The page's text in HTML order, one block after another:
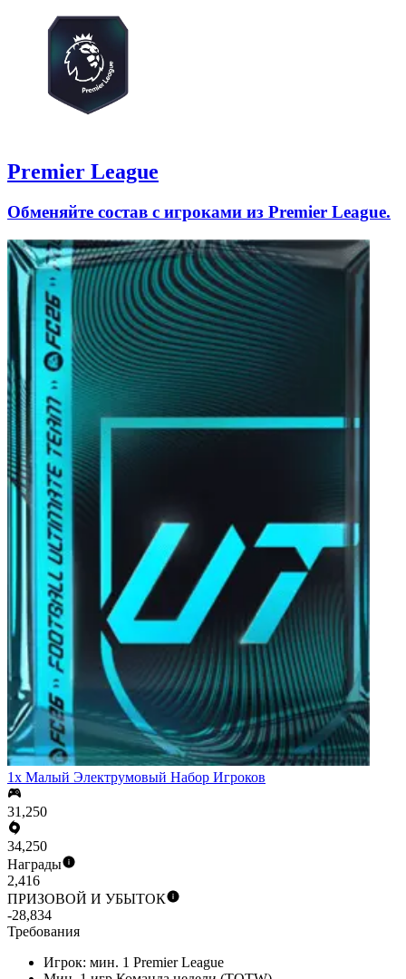
Premier League
Обменяйте состав с игроками из Premier League.
1x Малый Электрумовый Набор Игроков
31,250
34,250
Награды
2,416
ПРИЗОВОЙ И УБЫТОК
-28,834
Требования
Игрок: мин. 1 Premier League